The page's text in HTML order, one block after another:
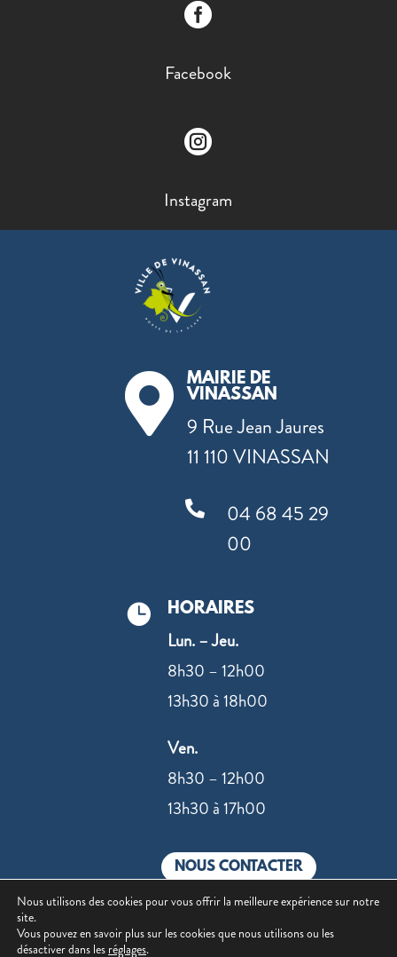

Facebook

Instagram

MAIRIE DE
VINASSAN
9 Rue Jean Jaures
11 110 VINASSAN

04 68 45 29
00
 HORAIRES
Lun. – Jeu.
8h30 – 12h00
13h30 à 18h00
Ven.
8h30 – 12h00
13h30 à 17h00
NOUS CONTACTER
Nous utilisons des cookies pour vous offrir la meilleure expérience sur notre
site.
Vous pouvez en savoir plus sur les cookies que nous utilisons ou les
désactiver dans les réglages.